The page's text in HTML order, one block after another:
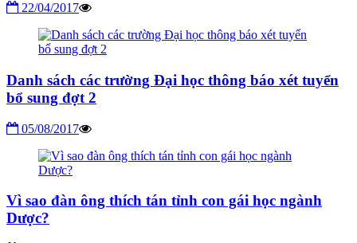
22/04/2017
Danh sách các trường Đại học thông báo xét tuyển
bổ sung đợt 2
05/08/2017
Vì sao đàn ông thích tán tỉnh con gái học ngành
Dược?